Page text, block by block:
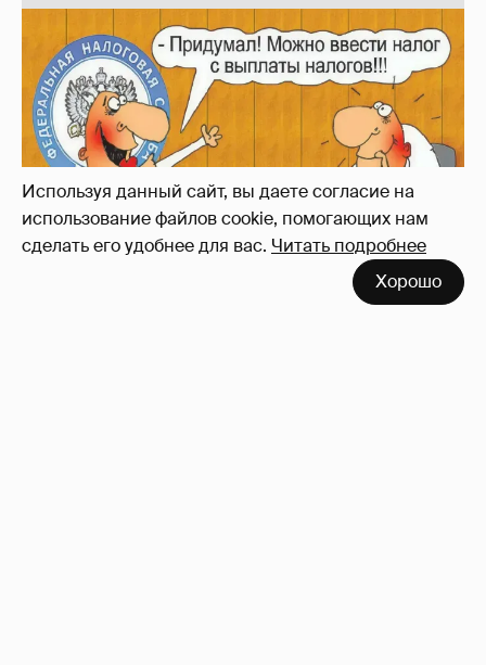
Используя данный сайт, вы даете согласие на
использование файлов cookie, помогающих нам
сделать его удобнее для вас. Читать подробнее
Хорошо
Зачем нам вообще платить налоги? (или:
как работают наши деньги, когда мы
заикаемся о защите прав)